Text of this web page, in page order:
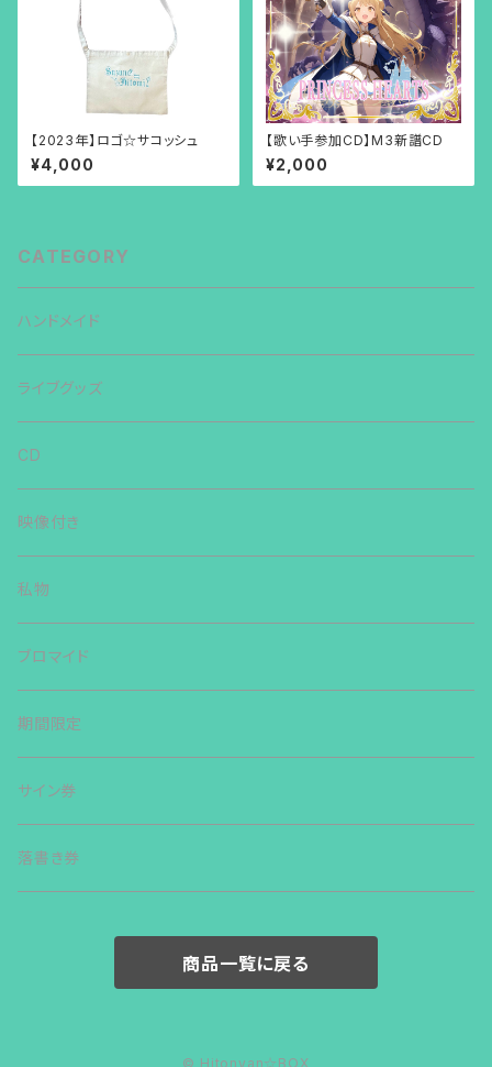
【2023年】ロゴ☆サコッシュ
¥4,000
【歌い手参加CD】M3新譜CD
¥2,000
CATEGORY
ハンドメイド
ライブグッズ
CD
映像付き
私物
ブロマイド
期間限定
サイン券
落書き券
商品一覧に戻る
© Hitonyan☆BOX